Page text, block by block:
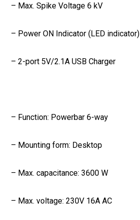
– Max. Spike Voltage 6 kV
– Power ON Indicator (LED indicator)
– 2-port 5V/2.1A USB Charger
– Function: Powerbar 6-way
– Mounting form: Desktop
– Max. capacitance: 3600 W
– Max. voltage: 230V 16A AC